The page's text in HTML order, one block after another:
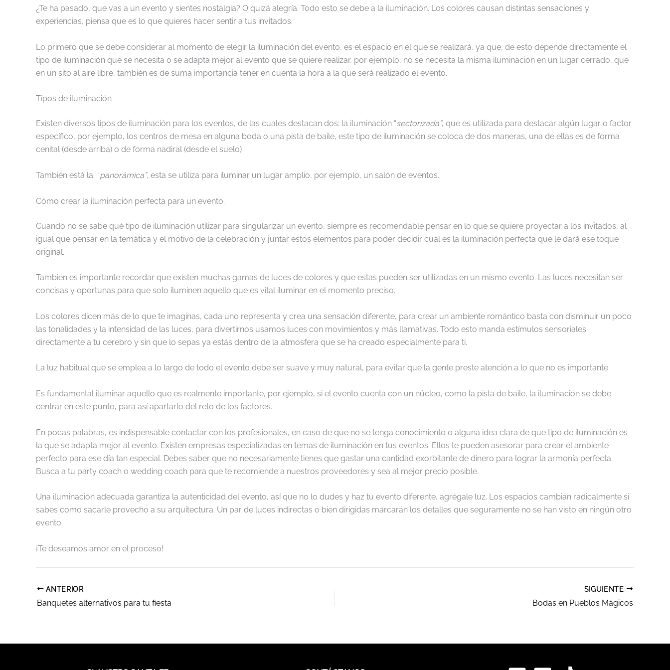
¿Te ha pasado, que vas a un evento y sientes nostalgia? O quizá alegría. Todo esto se debe a la iluminación. Los colores causan distintas sensaciones y
experiencias, piensa que es lo que quieres hacer sentir a tus invitados.
Lo primero que se debe considerar al momento de elegir la iluminación del evento, es el espacio en el que se realizará, ya que, de esto depende directamente el
tipo de iluminación que se necesita o se adapta mejor al evento que se quiere realizar, por ejemplo, no se necesita la misma iluminación en un lugar cerrado, que
en un sito al aire libre, también es de suma importancia tener en cuenta la hora a la que será realizado el evento.
Tipos de iluminación
Existen diversos tipos de iluminación para los eventos, de las cuales destacan dos: la iluminación “sectorizada”, que es utilizada para destacar algún lugar o factor
específico, por ejemplo, los centros de mesa en alguna boda o una pista de baile, este tipo de iluminación se coloca de dos maneras, una de ellas es de forma
cenital (desde arriba) o de forma nadiral (desde el suelo)
También está la “panorámica”, esta se utiliza para iluminar un lugar amplio, por ejemplo, un salón de eventos.
Cómo crear la iluminación perfecta para un evento.
Cuando no se sabe qué tipo de iluminación utilizar para singularizar un evento, siempre es recomendable pensar en lo que se quiere proyectar a los invitados, al
igual que pensar en la temática y el motivo de la celebración y juntar estos elementos para poder decidir cuál es la iluminación perfecta que le dará ese toque
original.
También es importante recordar que existen muchas gamas de luces de colores y que estas pueden ser utilizadas en un mismo evento. Las luces necesitan ser
concisas y oportunas para que solo iluminen aquello que es vital iluminar en el momento preciso.
Los colores dicen más de lo que te imaginas, cada uno representa y crea una sensación diferente, para crear un ambiente romántico basta con disminuir un poco
las tonalidades y la intensidad de las luces, para divertirnos usamos luces con movimientos y más llamativas. Todo esto manda estímulos sensoriales
directamente a tu cerebro y sin que lo sepas ya estás dentro de la atmosfera que se ha creado especialmente para ti.
La luz habitual que se emplea a lo largo de todo el evento debe ser suave y muy natural, para evitar que la gente preste atención a lo que no es importante.
Es fundamental iluminar aquello que es realmente importante, por ejemplo, si el evento cuenta con un núcleo, como la pista de baile, la iluminación se debe
centrar en este punto, para así apartarlo del reto de los factores.
En pocas palabras, es indispensable contactar con los profesionales, en caso de que no se tenga conocimiento o alguna idea clara de que tipo de iluminación es
la que se adapta mejor al evento. Existen empresas especializadas en temas de iluminación en tus eventos. Ellos te pueden asesorar para crear el ambiente
perfecto para ese día tan especial. Debes saber que no necesariamente tienes que gastar una cantidad exorbitante de dinero para lograr la armonía perfecta.
Busca a tu party coach o wedding coach para que te recomiende a nuestros proveedores y sea al mejor precio posible.
Una iluminación adecuada garantiza la autenticidad del evento, así que no lo dudes y haz tu evento diferente, agrégale luz. Los espacios cambian radicalmente si
sabes como sacarle provecho a su arquitectura. Un par de luces indirectas o bien dirigidas marcarán los detalles que seguramente no se han visto en ningún otro
evento.
¡Te deseamos amor en el proceso!
ANTERIOR
Banquetes alternativos para tu fiesta
SIGUIENTE
Bodas en Pueblos Mágicos